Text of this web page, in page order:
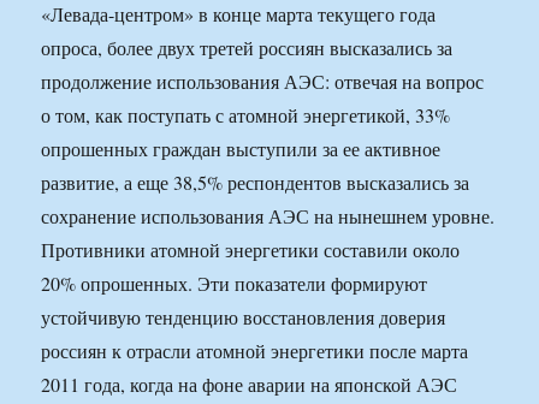
«Левада-центром» в конце марта текущего года
опроса, более двух третей россиян высказались за
продолжение использования АЭС: отвечая на вопрос
о том, как поступать с атомной энергетикой, 33%
опрошенных граждан выступили за ее активное
развитие, а еще 38,5% респондентов высказались за
сохранение использования АЭС на нынешнем уровне.
Противники атомной энергетики составили около
20% опрошенных. Эти показатели формируют
устойчивую тенденцию восстановления доверия
россиян к отрасли атомной энергетики после марта
2011 года, когда на фоне аварии на японской АЭС